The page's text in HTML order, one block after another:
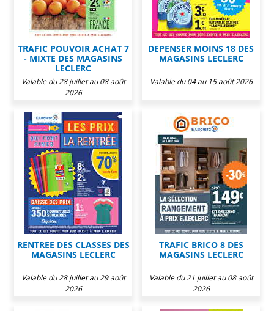
TRAFIC POUVOIR ACHAT 7
- MIXTE DES MAGASINS
LECLERC
Valable du 28 juillet au 08 août
2026
DEPENSER MOINS 18 DES
MAGASINS LECLERC
Valable du 04 au 15 août 2026
RENTREE DES CLASSES DES
MAGASINS LECLERC
Valable du 28 juillet au 29 août
2026
TRAFIC BRICO 8 DES
MAGASINS LECLERC
Valable du 21 juillet au 08 août
2026